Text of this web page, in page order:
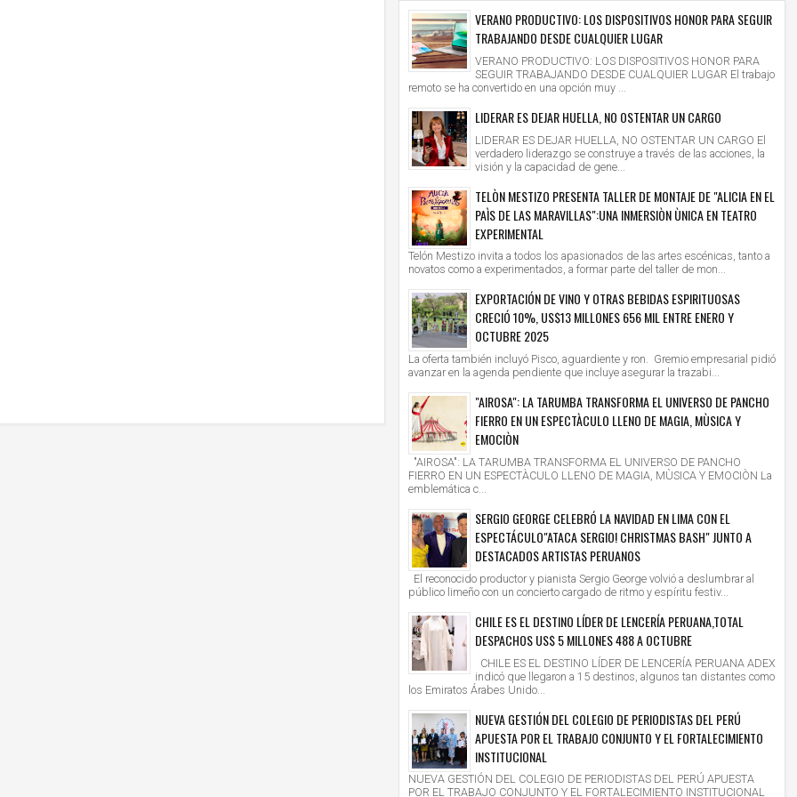
VERANO PRODUCTIVO: LOS DISPOSITIVOS HONOR PARA SEGUIR
TRABAJANDO DESDE CUALQUIER LUGAR
VERANO PRODUCTIVO: LOS DISPOSITIVOS HONOR PARA
SEGUIR TRABAJANDO DESDE CUALQUIER LUGAR El trabajo
remoto se ha convertido en una opción muy ...
LIDERAR ES DEJAR HUELLA, NO OSTENTAR UN CARGO
LIDERAR ES DEJAR HUELLA, NO OSTENTAR UN CARGO El
verdadero liderazgo se construye a través de las acciones, la
visión y la capacidad de gene...
TELÒN MESTIZO PRESENTA TALLER DE MONTAJE DE "ALICIA EN EL
PAÌS DE LAS MARAVILLAS":UNA INMERSIÒN ÙNICA EN TEATRO
EXPERIMENTAL
Telón Mestizo invita a todos los apasionados de las artes escénicas, tanto a
novatos como a experimentados, a formar parte del taller de mon...
EXPORTACIÓN DE VINO Y OTRAS BEBIDAS ESPIRITUOSAS
CRECIÓ 10%, US$13 MILLONES 656 MIL ENTRE ENERO Y
OCTUBRE 2025
La oferta también incluyó Pisco, aguardiente y ron. Gremio empresarial pidió
avanzar en la agenda pendiente que incluye asegurar la trazabi...
"AIROSA": LA TARUMBA TRANSFORMA EL UNIVERSO DE PANCHO
FIERRO EN UN ESPECTÀCULO LLENO DE MAGIA, MÙSICA Y
EMOCIÒN
"AIROSA": LA TARUMBA TRANSFORMA EL UNIVERSO DE PANCHO
FIERRO EN UN ESPECTÀCULO LLENO DE MAGIA, MÙSICA Y EMOCIÒN La
emblemática c...
SERGIO GEORGE CELEBRÓ LA NAVIDAD EN LIMA CON EL
ESPECTÁCULO"ATACA SERGIO! CHRISTMAS BASH" JUNTO A
DESTACADOS ARTISTAS PERUANOS
El reconocido productor y pianista Sergio George volvió a deslumbrar al
público limeño con un concierto cargado de ritmo y espíritu festiv...
CHILE ES EL DESTINO LÍDER DE LENCERÍA PERUANA,TOTAL
DESPACHOS US$ 5 MILLONES 488 A OCTUBRE
CHILE ES EL DESTINO LÍDER DE LENCERÍA PERUANA ADEX
indicó que llegaron a 15 destinos, algunos tan distantes como
los Emiratos Árabes Unido...
NUEVA GESTIÓN DEL COLEGIO DE PERIODISTAS DEL PERÚ
APUESTA POR EL TRABAJO CONJUNTO Y EL FORTALECIMIENTO
INSTITUCIONAL
NUEVA GESTIÓN DEL COLEGIO DE PERIODISTAS DEL PERÚ APUESTA
POR EL TRABAJO CONJUNTO Y EL FORTALECIMIENTO INSTITUCIONAL